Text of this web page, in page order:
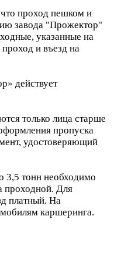
проход пешком и
завода "Прожектор"
указанные на
и въезд на
действует
только лица старше
пропуска
удостоверяющий
3,5 тонн необходимо
проходной. Для
платный. На
каршеринга.